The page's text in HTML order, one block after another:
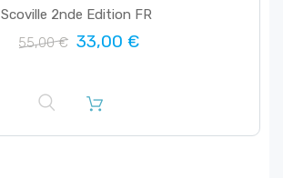
Scoville 2nde Edition FR
55,00 € 33,00 €